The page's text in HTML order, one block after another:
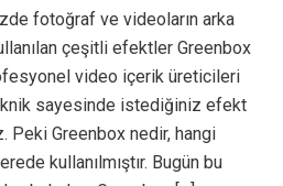
fotoğraf ve videoların arka
çeşitli efektler Greenbox
video içerik üreticileri
sayesinde istediğiniz efekt
Greenbox nedir, hangi
kullanılmıştır. Bugün bu